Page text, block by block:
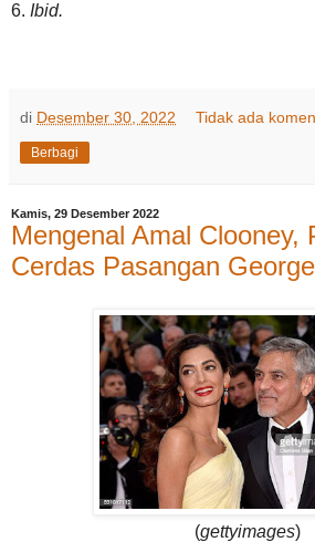
6. Ibid.
di Desember 30, 2022 Tidak ada
Berbagi
Kamis, 29 Desember 2022
Mengenal Amal Clooney,
Cerdas Pasangan
(gettyimages)